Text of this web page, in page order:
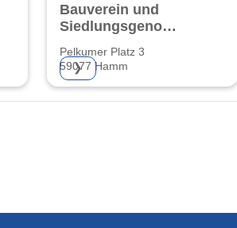
Bauverein und
Siedlungsgenossenschaft
Pelkumer Platz 3
59077 Hamm
❯